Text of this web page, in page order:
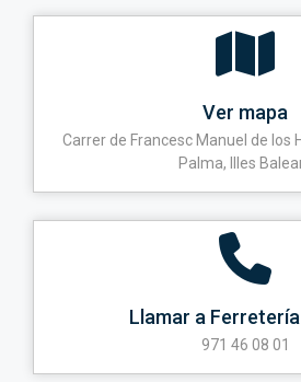
Ver mapa
Carrer de Francesc Manuel de los
Palma, Illes
Llamar a
971 46 08 01